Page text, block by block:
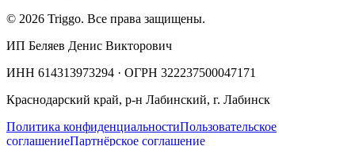
© 2026 Triggo. Все права защищены.
ИП Беляев Денис Викторович
ИНН 614313973294 · ОГРН 322237500047171
Краснодарский край, р-н Лабинский, г. Лабинск
Политика конфиденциальностиПользовательское
соглашениеПартнёрское соглашение